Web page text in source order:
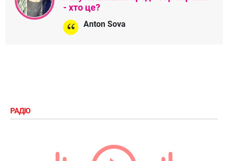
- хто це?
Anton Sova
РАДІО